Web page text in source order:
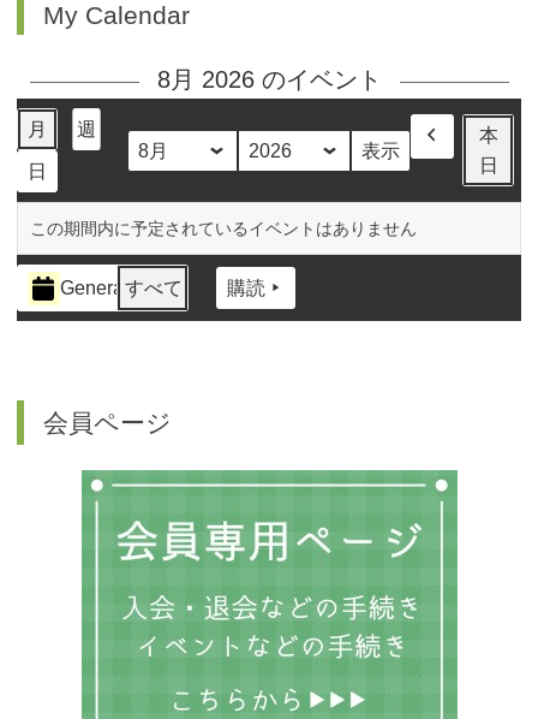
My Calendar
8月 2026 のイベント
月 週
日 月
年
本
日
この期間内に予定されているイベントはありません
イ
ベ
Generalすべて 購読
会員ページ